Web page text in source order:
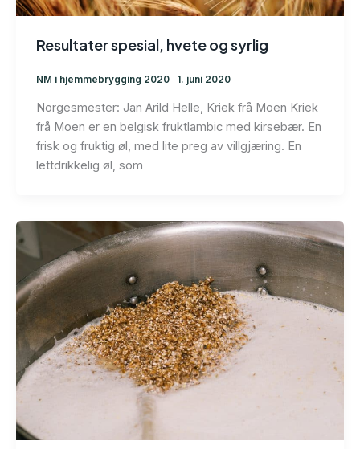
Resultater spesial, hvete og syrlig
NM i hjemmebrygging 2020 1. juni 2020
Norgesmester: Jan Arild Helle, Kriek frå Moen Kriek
frå Moen er en belgisk fruktlambic med kirsebær. En
frisk og fruktig øl, med lite preg av villgjæring. En
lettdrikkelig øl, som